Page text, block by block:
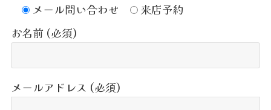
メール問い合わせ
来店予約
お名前 (必須)
メールアドレス (必須)